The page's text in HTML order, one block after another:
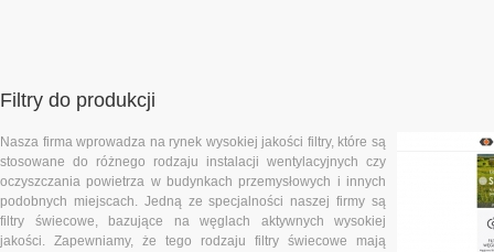
Filtry do produkcji
Nasza firma wprowadza na rynek wysokiej jakości filtry, które są
stosowane do różnego rodzaju instalacji wentylacyjnych czy
oczyszczania powietrza w budynkach przemysłowych i innych
podobnych miejscach. Jedną ze specjalności naszej firmy są
filtry świecowe, bazujące na węglach aktywnych wysokiej
jakości. Zapewniamy, że tego rodzaju filtry świecowe mają